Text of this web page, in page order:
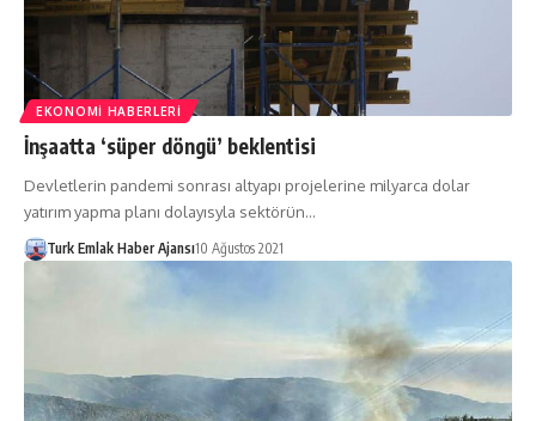
EKONOMI HABERLERI
İnşaatta ‘süper döngü’ beklentisi
Devletlerin pandemi sonrası altyapı projelerine milyarca dolar
yatırım yapma planı dolayısyla sektörün…
Turk Emlak Haber Ajansı10 Ağustos 2021